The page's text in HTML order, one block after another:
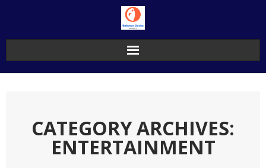
CATEGORY ARCHIVES:
ENTERTAINMENT